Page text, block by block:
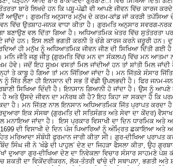
ਬਾਰੇ ਲਿਖਦੇ ਹਨ ਕਿ ਪਸ਼ੂ-ਪੰਛੀ ਵੀ ਆਪਣੇ ਜੀਵਨ ਵਿੱਚ ਕਾਰਜ
ਆਉਂਦਾ। ਗੁਰਮਤਿ ਅਨੁਸਾਰ ਮਨੁੱਖ ਦੇ ਕਰਮ-ਕਾਂਡ ਜਾਂ ਕਰੜੀ
ਵਿੱਚ ਉਤਸ਼ਾਹ-ਜਨਕ ਵਾਧਾ ਕੀਤਾ ਹੈ। ਗੁਰਮਤਿ ਅਨੁਸਾਰ ਸਵਰਗ-
ਬਣਾਉਣ ਵਲ ਦਿੱਤਾ ਗਿਆ ਹੈ। ਅਧਿਆਤਮਿਕ ਖੇਤਰ ਵਿੱਚ ਸੁਤੰਤਰਤਾ
ਜਾਂਦੇ ਹਨ। ਇਸ ਲਈ ਭਗਤੀ ਕਰਨੀ ਤੇ ਚੰਗੇ ਕਾਰਜ ਕਰਨੇ ਜ਼ਰੂਰੀ ਹਨ।
ਹੀ ਮਨੁੱਖ ਨੂੰ ਅਧਿਆਤਮਿਕ ਜੀਵਨ ਜੀਣ ਦੀ ਸਿਖਿਆ ਦਿੱਤੀ ਗਈ
ਮਨਿ ਜੀਤੈ ਜਗੁ ਜੀਤੁ (ਗੁਰਮਤਿ ਵਿੱਚ ਮਨ ਦਾ ਸੰਕਲਪ) ਵਿੱਚ ਮਨ
ਹੋਵੇ। ਜਦੋਂ ਇਹ ਸੂਖ਼ਮ ਵਸਤਾਂ ਮਿਲ ਜਾਂਦੀਆਂ ਹਨ ਤਾਂ ਸ਼ਾਂਤੀ ਮਿਲ
ਤੇ ਕਾਬੂ ਹੋ ਗਿਆ ਤਾਂ ਮਨ ਜਿੱਤਿਆ ਜਾਂਦਾ ਹੈ। ਮਨ ਜਿੱਤਕੇ ਸੰਸਾਰ
ਨੂੰ ਜਿੱਤ ਲੈਣਾ ਹੀ ਇਨਸਾਨ ਦੀ ਸਭ ਤੋਂ ਵੱਡੀ ਉਪਲਭਦੀ ਹੈ। ਫਿਰ ਜਨਮ-
ਸਿਖਿਆ ਦਿੰਦੀ ਹੈ। ਇਨਸਾਨ ਗਿਆਨੀ ਹੋ ਜਾਂਦਾ ਹੈ। ਉਸ ਨੂੰ
ਹੈ ਅਤੇ ਉਸਦੇ ਜੀਵਨ ਦਾ ਮਨੋਰਥ ਕੀ ਹੈ? ਇਹ ਕਿਹਾ ਜਾ ਸਕਦਾ ਹੈ ਕਿ
ਹੈ। ਮਨ ਜਿੱਤਣ ਨਾਲ ਇਨਸਾਨ ਅਧਿਆਤਮਿਕ ਜਿੱਤ ਪ੍ਰਾਪਤ ਕਰਦਾ
ਇਕ ਸੰਸਥਾ (ਗੁਰਮਤਿ ਦੀ ਸਤਿਸੰਗਤ ਅਤੇ ਸੇਵਾ ਦਾ ਕੇਂਦਰ) ਵੈਸਾਖ
ਮਨਾਇਆ ਜਾਂਦਾ ਹੈ। ਇਸ ਪ੍ਰਕਾਰ ਵਿਸਾਖੀ ਦਾ ਦਿਨ ਧਾਰਮਿਕ ਅਤੇ
ਦੀ ਵਿਸਾਖੀ ਦੇ ਦਿਨ ਪੰਜ ਪਿਆਰਿਆਂ ਨੂੰ ਅੰਮਿ੍ਰਤ ਛਕਾਇਆ ਅਤੇ
ਮਰਿਆਦਾ ਸੰਬੰਧੀ ਫੁਰਮਾਨ ਜਾਰੀ ਕੀਤਾ ਸੀ। ਗੁਰ-ਦੀਖਿਆ
ਸਿੰਘ ਜੀ ਨੇ ‘ਖੰਡੇ ਦੀ ਪਾਹੁਲ’ ਦੇਣ ਦਾ ਜਿਹੜਾ ਫੈਸਲਾ ਕੀਤਾ, ਉਹ
ਦੁਆਰਾ ਗੁਰ-ਦੀਖਿਆ ਦੇਣ ਦਾ ਨਿਵੇਕਲਾ ਵਿਚਾਰ ਸੰਸਾਰ ਸਾਹਮਣੇ ਪੇਸ਼
ਸ਼ਕਤੀ ਦਾ ਵਿਕੇਂਦਰੀਕਰਨ, ਲੋਕ-ਤੰਤਰੀ ਢਾਂਚੇ ਦੀ ਸਥਾਪਨਾ, ਭਗਤੀ